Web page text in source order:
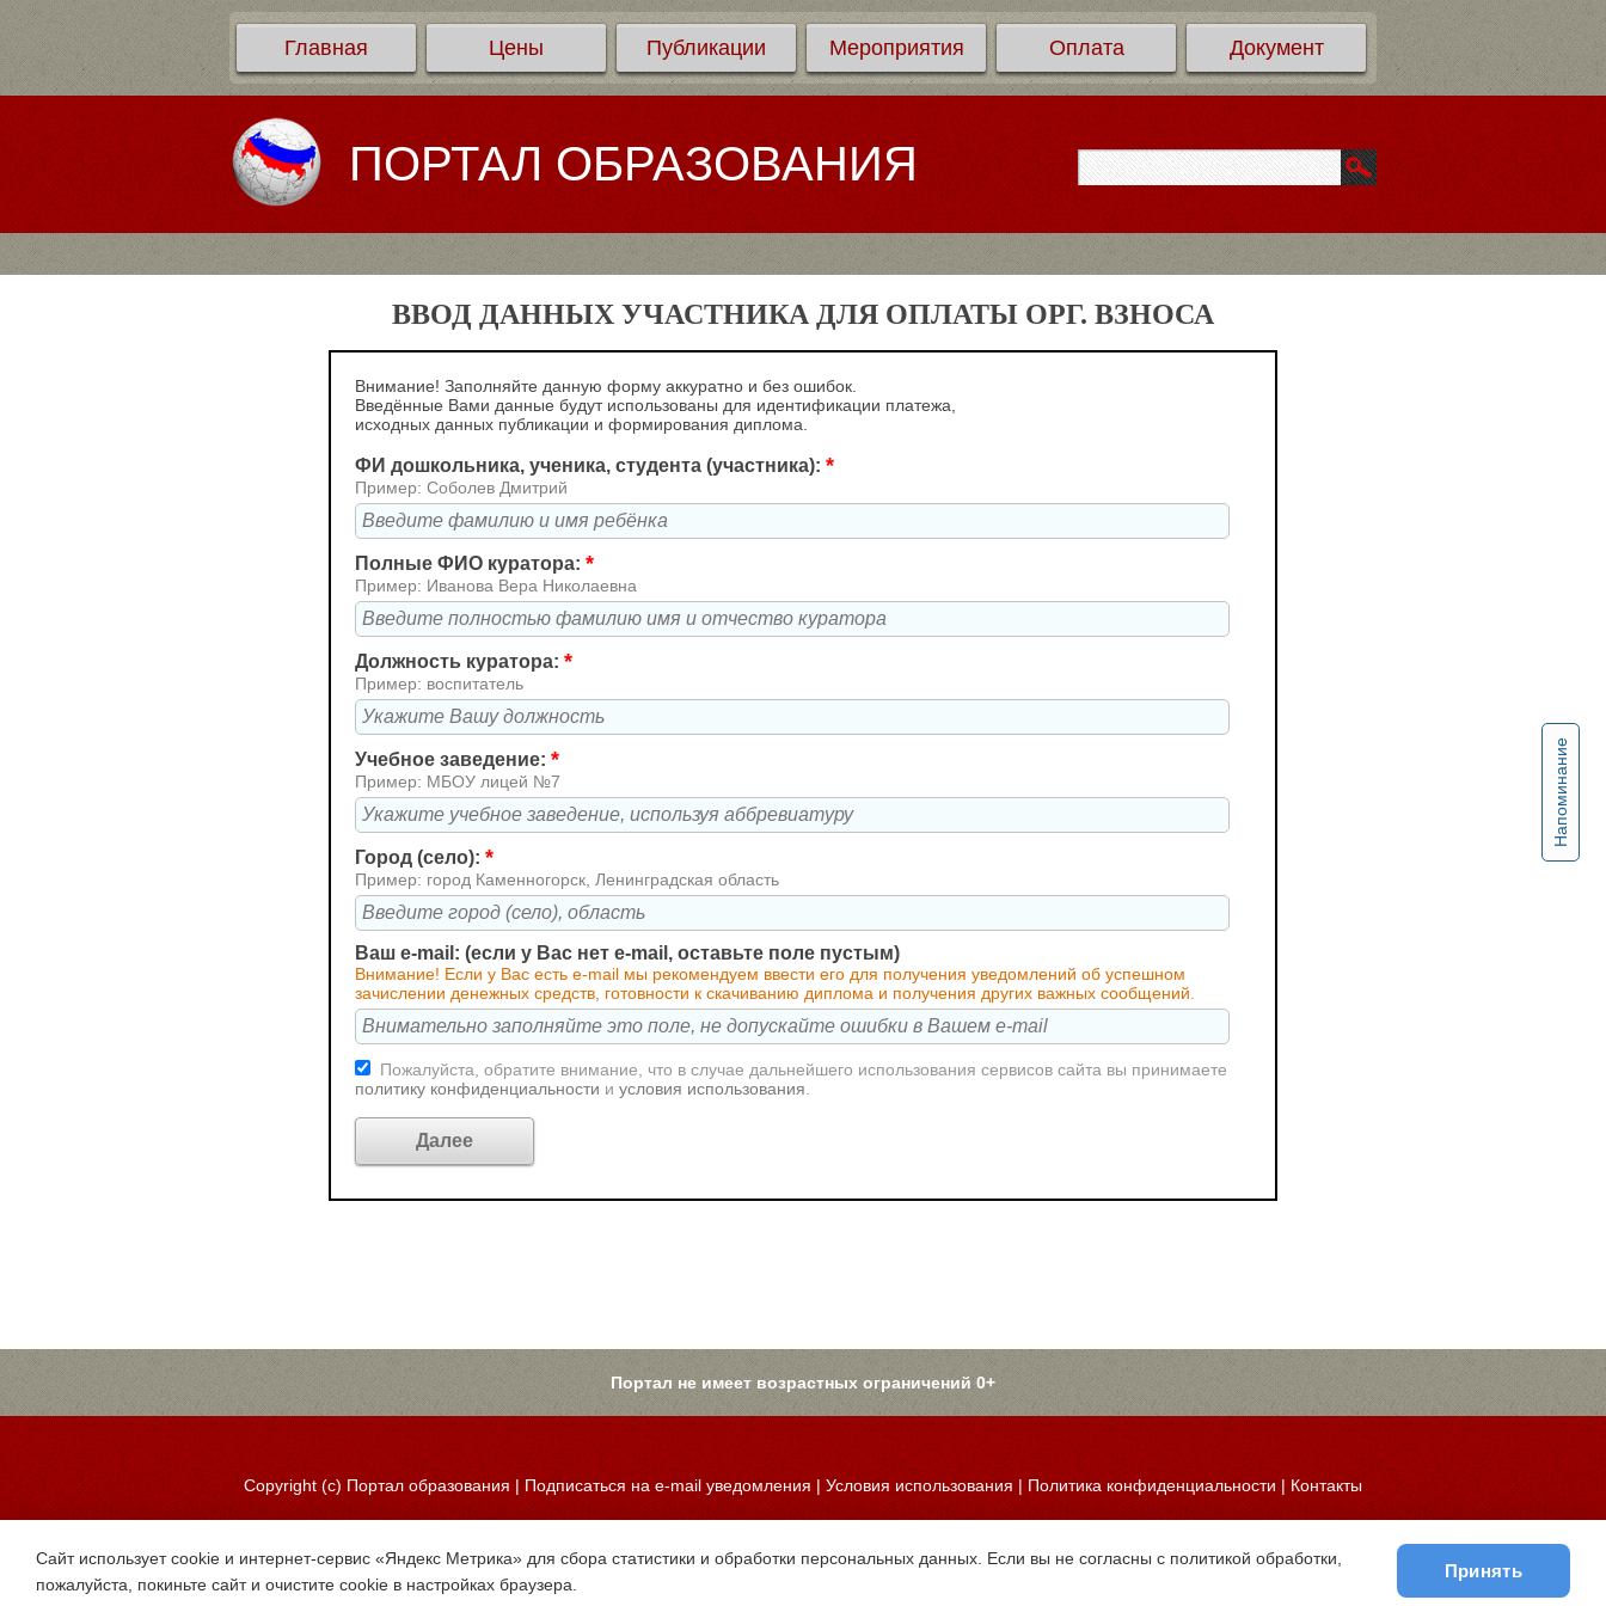
Главная Цены Публикации Мероприятия Оплата Документ
ПОРТАЛ ОБРАЗОВАНИЯ
Напоминание
ВВОД ДАННЫХ УЧАСТНИКА ДЛЯ ОПЛАТЫ ОРГ. ВЗНОСА
Внимание! Заполняйте данную форму аккуратно и без ошибок.
Введённые Вами данные будут использованы для идентификации платежа,
исходных данных публикации и формирования диплома.
ФИ дошкольника, ученика, студента (участника): *
Пример: Соболев Дмитрий
Полные ФИО куратора: *
Пример: Иванова Вера Николаевна
Должность куратора: *
Пример: воспитатель
Учебное заведение: *
Пример: МБОУ лицей №7
Город (село): *
Пример: город Каменногорск, Ленинградская область
Ваш e-mail: (если у Вас нет e-mail, оставьте поле пустым)
Внимание! Если у Вас есть e-mail мы рекомендуем ввести его для получения уведомлений об успешном
зачислении денежных средств, готовности к скачиванию диплома и получения других важных сообщений.
Пожалуйста, обратите внимание, что в случае дальнейшего использования сервисов сайта вы принимаете
политику конфиденциальности и условия использования
Портал не имеет возрастных ограничений 0+
Copyright (c) Портал образования | Подписаться на e-mail уведомления |Условия использования | Политика конфиденциальности| Контакты
Сайт использует cookie и интернет-сервис «Яндекс Метрика» для сбора статистики и обработки персональных данных. Если вы не согласны с политикой обработки,
пожалуйста, покиньте сайт и очистите cookie в настройках браузера.
Принять